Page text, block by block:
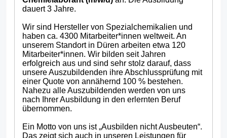
dauert 3 Jahre.
Wir sind Hersteller von Spezialchemikalien und
haben ca. 4300 Mitarbeiter*innen weltweit. An
unserem Standort in Düren arbeiten etwa 120
Mitarbeiter*innen. Wir bilden seit Jahren
erfolgreich aus und sind sehr stolz darauf, dass
unsere Auszubildenden ihre Abschlussprüfung mit
einer Quote von annähernd 100 % bestehen.
Nahezu alle Auszubildenden werden von uns
nach Ihrer Ausbildung in den erlernten Beruf
übernommen.
Ein Motto von uns ist „Ausbilden nicht Ausbeuten“.
Das zeigt sich auch in unseren Leistungen für